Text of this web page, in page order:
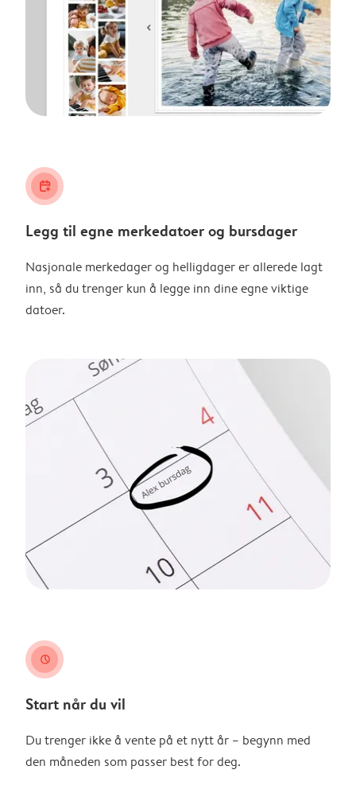
calendar_plus
Legg til egne merkedatoer og bursdager
Nasjonale merkedager og helligdager er allerede lagt
inn, så du trenger kun å legge inn dine egne viktige
datoer.
clock
Start når du vil
Du trenger ikke å vente på et nytt år – begynn med
den måneden som passer best for deg.